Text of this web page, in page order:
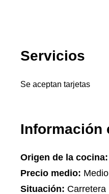
Servicios
Se aceptan tarjetas
Información
Origen de la cocina:
Precio medio: Medio
Situación: Carretera